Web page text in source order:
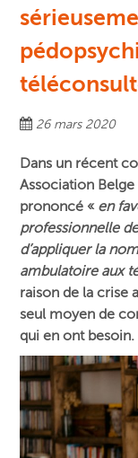
26 mars 2020
Dans un récent
Association Belge
prononcé « en
professionnelle
d’appliquer la
ambulatoire aux
raison de la crise
seul moyen de
qui en ont besoin.